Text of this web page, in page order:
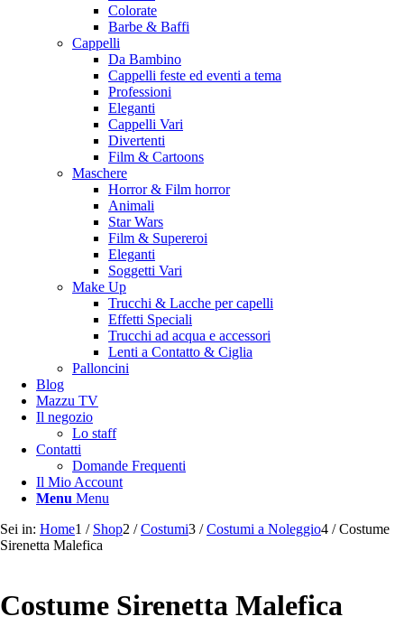
Colorate
Barbe & Baffi
Cappelli
Da Bambino
Cappelli feste ed eventi a tema
Professioni
Eleganti
Cappelli Vari
Divertenti
Film & Cartoons
Maschere
Horror & Film horror
Animali
Star Wars
Film & Supereroi
Eleganti
Soggetti Vari
Make Up
Trucchi & Lacche per capelli
Effetti Speciali
Trucchi ad acqua e accessori
Lenti a Contatto & Ciglia
Palloncini
Blog
Mazzu TV
Il negozio
Lo staff
Contatti
Domande Frequenti
Il Mio Account
Menu Menu
Sei in: Home1 / Shop2 / Costumi3 / Costumi a Noleggio4 / Costume
Sirenetta Malefica
Costume Sirenetta Malefica